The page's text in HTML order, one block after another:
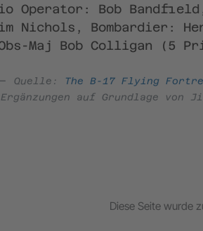
Operator: Bob
Nichols, Bombardier:
Maj Bob Colligan (5
Quelle: The B-17 Flying
auf Grundlage von
Diese Seite wurde